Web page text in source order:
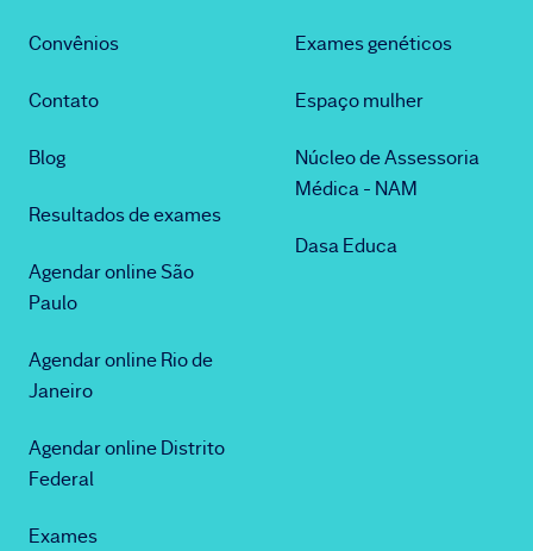
Convênios
Contato
Blog
Resultados de exames
Agendar online São
Paulo
Agendar online Rio de
Janeiro
Agendar online Distrito
Federal
Exames
Exames genéticos
Espaço mulher
Núcleo de Assessoria
Médica - NAM
Dasa Educa